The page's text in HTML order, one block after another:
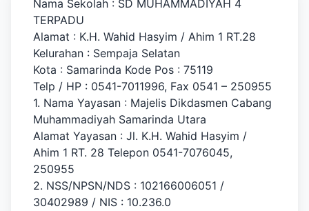
Nama Sekolah : SD MUHAMMADIYAH 4
TERPADU
Alamat : K.H. Wahid Hasyim / Ahim 1 RT.28
Kelurahan : Sempaja Selatan
Kota : Samarinda Kode Pos : 75119
Telp / HP : 0541-7011996, Fax 0541 – 250955
1. Nama Yayasan : Majelis Dikdasmen Cabang
Muhammadiyah Samarinda Utara
Alamat Yayasan : Jl. K.H. Wahid Hasyim /
Ahim 1 RT. 28 Telepon 0541-7076045,
250955
2. NSS/NPSN/NDS : 102166006051 /
30402989 / NIS : 10.236.0